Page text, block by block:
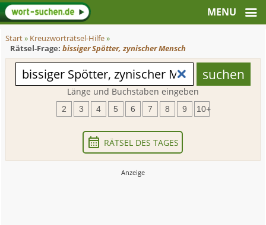
Start» Kreuzworträtsel-Hilfe»
Rätsel-Frage: bissiger Spötter, zynischer Mensch
Länge und Buchstaben eingeben
2 3 4 5 6 7 8 9 10+
RÄTSEL DES TAGES